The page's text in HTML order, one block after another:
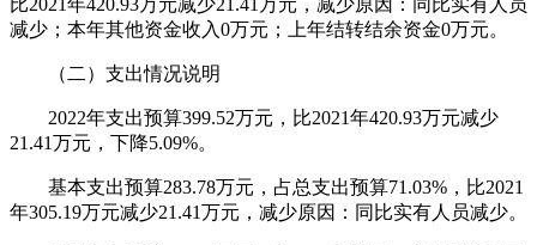
比2021年420.93万元减少21.41万元，减少原因：同比实有人员
减少；本年其他资金收入0万元；上年结转结余资金0万元。
（二）支出情况说明
2022年支出预算399.52万元，比2021年420.93万元减少
21.41万元，下降5.09%。
基本支出预算283.78万元，占总支出预算71.03%，比2021
年305.19万元减少21.41万元，减少原因：同比实有人员减少。